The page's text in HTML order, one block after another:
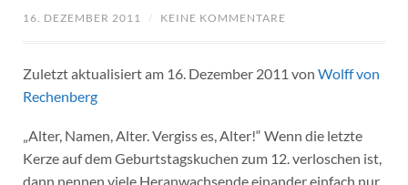
16. DEZEMBER 2011 / KEINE KOMMENTARE
Zuletzt aktualisiert am 16. Dezember 2011 von Wolff von
Rechenberg
„Alter, Namen, Alter. Vergiss es, Alter!“ Wenn die letzte
Kerze auf dem Geburtstagskuchen zum 12. verloschen ist,
dann nennen viele Heranwachsende einander einfach nur